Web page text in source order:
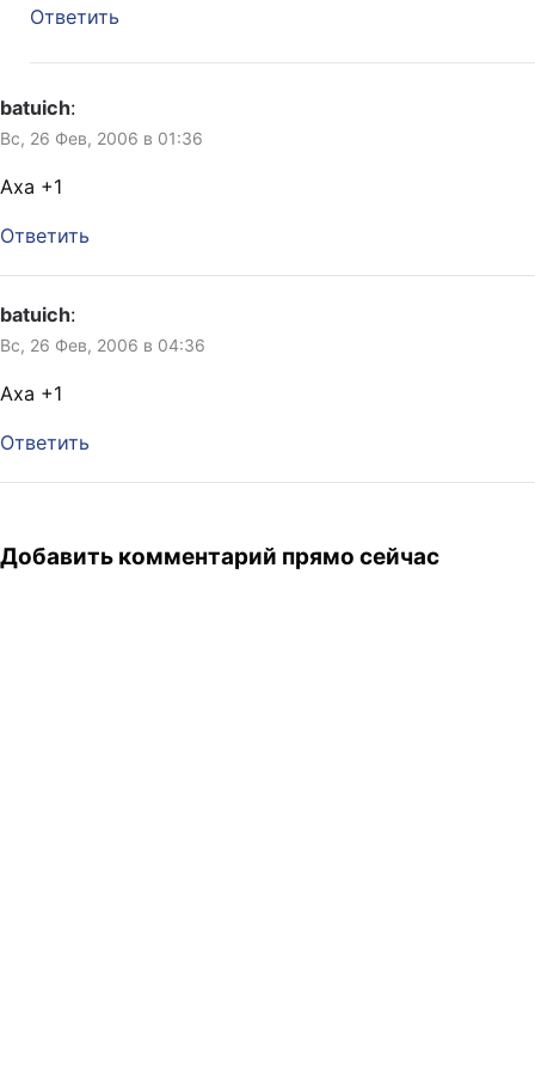
Ответить
batuich:
Вс, 26 Фев, 2006 в 01:36
Аха +1
Ответить
batuich:
Вс, 26 Фев, 2006 в 04:36
Аха +1
Ответить
Добавить комментарий прямо сейчас